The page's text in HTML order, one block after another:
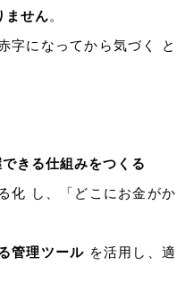
ません。
字になってから気づく と
きる仕組みをつくる
化 し、「どこにお金がか
管理ツール を活用し、適